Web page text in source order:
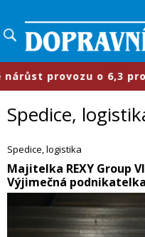
Spedice,
Spedice, logistika
​Majitelka REXY Group
Výjimečná